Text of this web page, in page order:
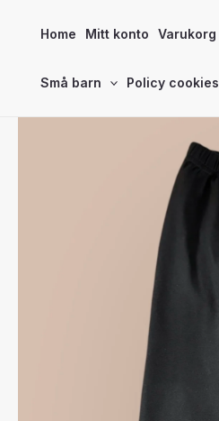
Home Mitt konto Varukorg
Små barn Policy cookies